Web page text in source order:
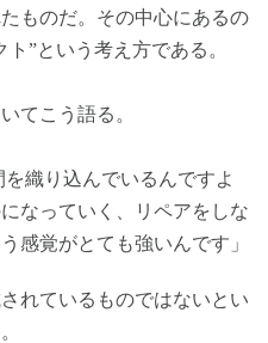
ものだ。その中心にあるの
”という考え方である。
てこう語る。
織り込んでいるんですよ
なっていく、リペアをしな
感覚がとても強いんです」
れているものではないとい